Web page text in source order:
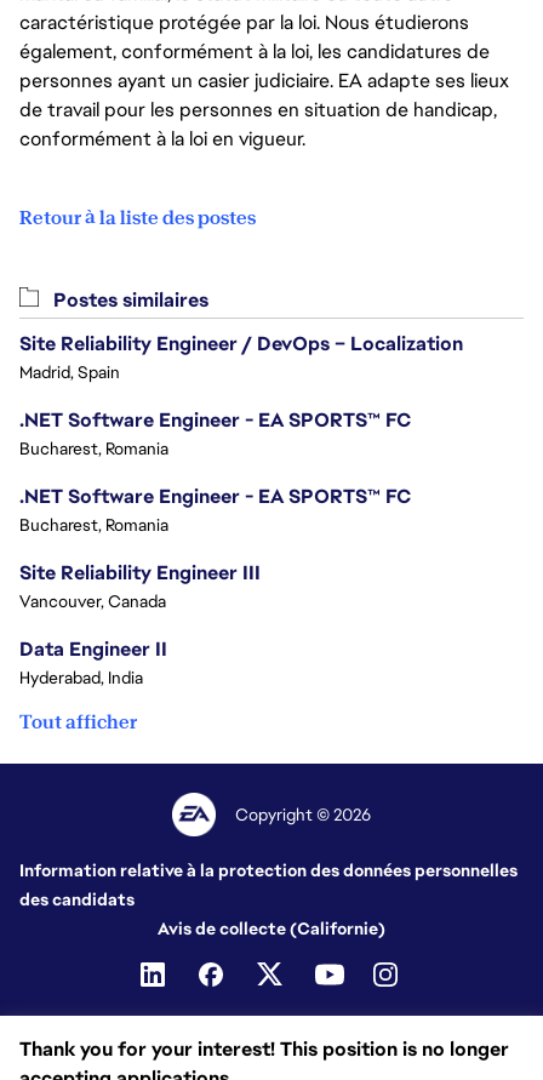
caractéristique protégée par la loi. Nous étudierons
également, conformément à la loi, les candidatures de
personnes ayant un casier judiciaire. EA adapte ses lieux
de travail pour les personnes en situation de handicap,
conformément à la loi en vigueur.
Retour à la liste des postes
Thank you for your interest! This position is no longer
Postes similaires
Site Reliability Engineer / DevOps – Localization
Madrid, Spain
.NET Software Engineer - EA SPORTS™ FC
Bucharest, Romania
.NET Software Engineer - EA SPORTS™ FC
Bucharest, Romania
Site Reliability Engineer III
Vancouver, Canada
Data Engineer II
Hyderabad, India
Tout afficher
Copyright © 2026
Information relative à la protection des données personnelles
des candidats
Avis de collecte (Californie)